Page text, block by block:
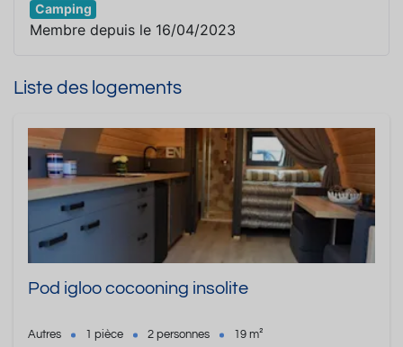
Camping
Membre depuis le 16/04/2023
Liste des logements
Pod igloo cocooning insolite
Autres 1 pièce 2 personnes 19 m²